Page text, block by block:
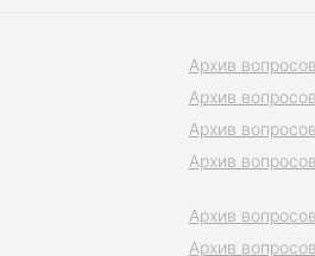
Архив
Архив
Архив
Архив
Архив
Архив